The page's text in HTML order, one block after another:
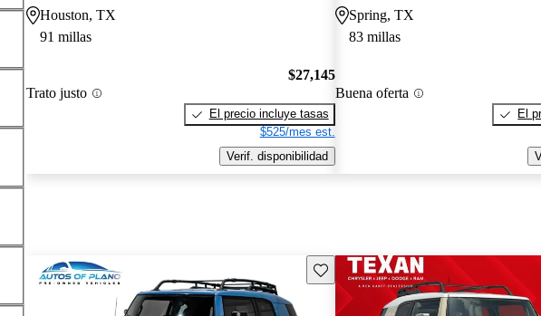
Houston, TX
91 millas
Trato justo
$27,145
El precio incluye tasas
$525/mes est.
Verif. disponibilidad
Spring, TX
83 millas
Buena oferta
El
Guarda este Aviso